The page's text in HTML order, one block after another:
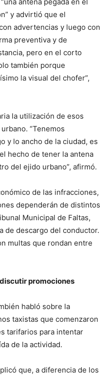
y advirtió que el
advertencias y luego con
preventiva y de
pero en el corto
también porque
la visual del chofer”,
la utilización de esos
“Tenemos
y lo ancho de la ciudad, es
hecho de tener la antena
del ejido urbano”, afirmó.
de las infracciones,
dependerán de distintos
Municipal de Faltas,
de descargo del conductor.
multas que rondan entre
promociones
habló sobre la
taxistas que comenzaron
tarifarios para intentar
de la actividad.
que, a diferencia de los